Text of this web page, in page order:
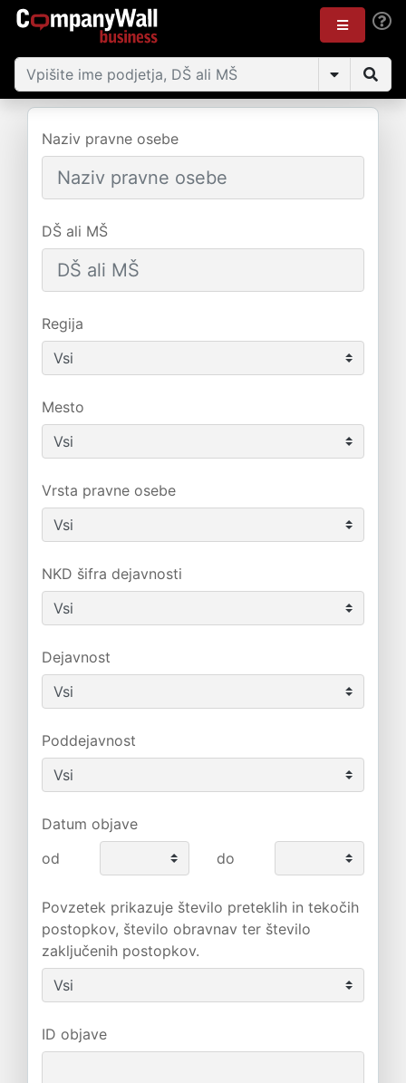
Naziv pravne osebe
DŠ ali MŠ
Regija
Mesto
Vrsta pravne osebe
NKD šifra dejavnosti
Dejavnost
Poddejavnost
Datum objave
od
do
Povzetek prikazuje število preteklih in tekočih
postopkov, število obravnav ter število
zaključenih postopkov.
ID objave